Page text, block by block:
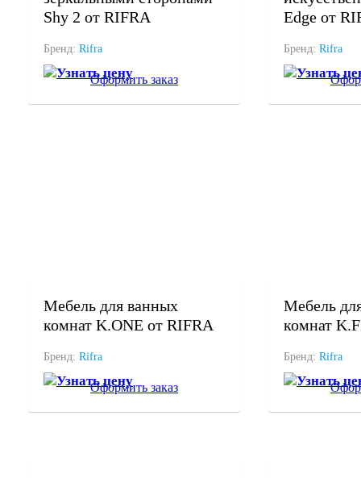
Shy 2 от RIFRA
Бренд: Rifra
Узнать цену
Оформить заказ
Edge от
Бренд: Rifra
Узнать
Мебель для ванных
комнат K.ONE от RIFRA
Бренд: Rifra
Узнать цену
Оформить заказ
Мебель
комнат
Бренд: Rifra
Узнать